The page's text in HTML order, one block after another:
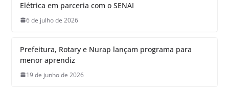
Elétrica em parceria com o SENAI
6 de julho de 2026
Prefeitura, Rotary e Nurap lançam programa para
menor aprendiz
19 de junho de 2026